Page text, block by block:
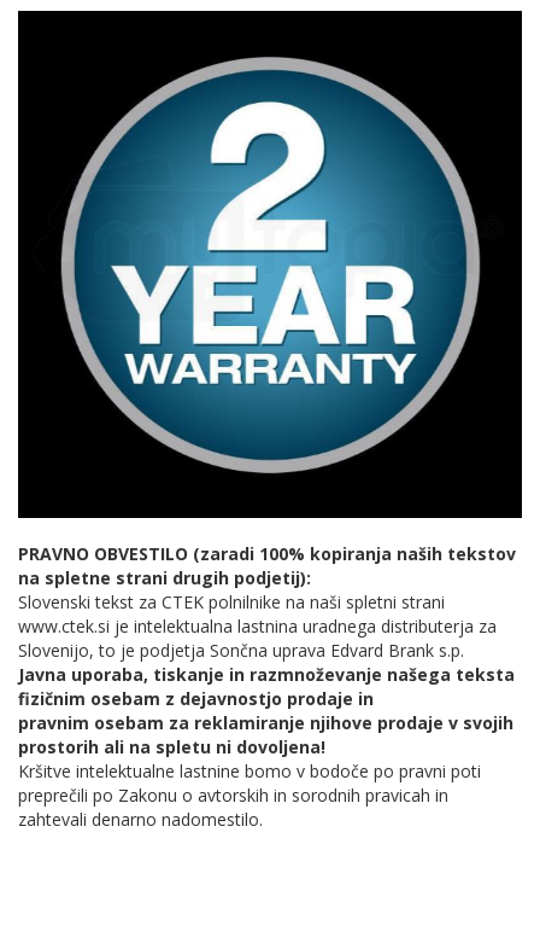
PRAVNO OBVESTILO (zaradi 100% kopiranja naših tekstov
na spletne strani drugih podjetij):
Slovenski tekst za CTEK polnilnike na naši spletni strani
www.ctek.si je intelektualna lastnina uradnega distributerja za
Slovenijo, to je podjetja Sončna uprava Edvard Brank s.p.
Javna uporaba, tiskanje in razmnoževanje našega teksta
fizičnim osebam z dejavnostjo prodaje in
pravnim osebam za reklamiranje njihove prodaje v svojih
prostorih ali na spletu ni dovoljena!
Kršitve intelektualne lastnine bomo v bodoče po pravni poti
preprečili po Zakonu o avtorskih in sorodnih pravicah in
zahtevali denarno nadomestilo.